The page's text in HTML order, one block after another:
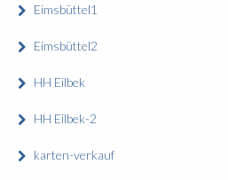
Eimsbüttel1
Eimsbüttel2
HH Eilbek
HH Eilbek-2
karten-verkauf